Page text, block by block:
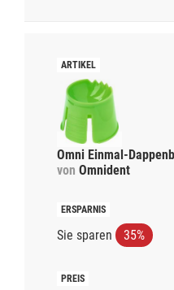
Omni Einmal-
von Omnident
Sie sparen 35%